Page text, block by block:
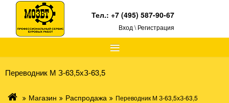
≡
Тел.:+7 (495) 587-90-67
Вход \ Регистрация
Переводник М З-63,5хЗ-63,5
Магазин Распродажа Переводник М З-63,5хЗ-63,5